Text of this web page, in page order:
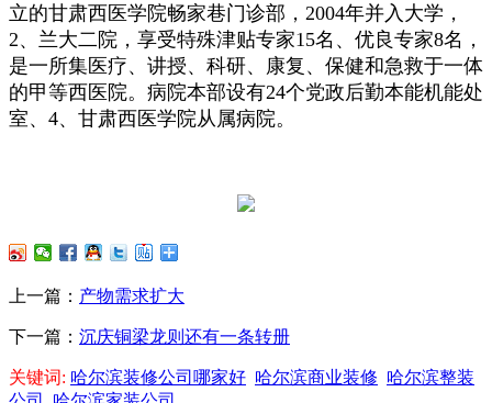
立的甘肃西医学院畅家巷门诊部，2004年并入大学，
2、兰大二院，享受特殊津贴专家15名、优良专家8名，
是一所集医疗、讲授、科研、康复、保健和急救于一体
的甲等西医院。病院本部设有24个党政后勤本能机能处
室、4、甘肃西医学院从属病院。
上一篇： 产物需求扩大
下一篇： 沉庆铜梁龙则还有一条转册
关键词: 哈尔滨装修公司哪家好 哈尔滨商业装修 哈尔滨整装